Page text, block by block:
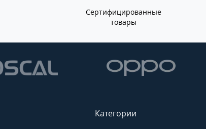
Сертифицированные
товары
Категории